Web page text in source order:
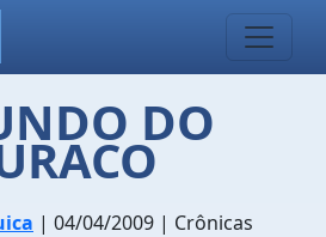
DO
| 04/04/2009 | Crônicas